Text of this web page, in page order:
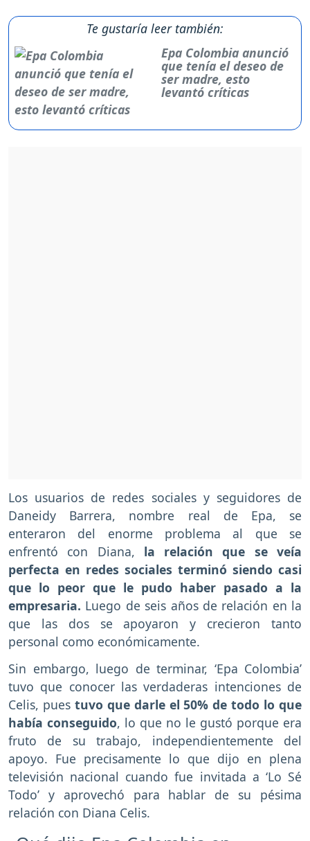
Te gustaría leer también:
Epa Colombia anunció
que tenía el deseo de
ser madre, esto
levantó críticas
Los usuarios de redes sociales y seguidores de
Daneidy Barrera, nombre real de Epa, se
enteraron del enorme problema al que se
enfrentó con Diana, la relación que se veía
perfecta en redes sociales terminó siendo casi
que lo peor que le pudo haber pasado a la
empresaria. Luego de seis años de relación en la
que las dos se apoyaron y crecieron tanto
personal como económicamente.
Sin embargo, luego de terminar, ‘Epa Colombia’
tuvo que conocer las verdaderas intenciones de
Celis, puestuvo que darle el 50% de todo lo que
había conseguido, lo que no le gustó porque era
fruto de su trabajo, independientemente del
apoyo. Fue precisamente lo que dijo en plena
televisión nacional cuando fue invitada a ‘Lo Sé
Todo’ y aprovechó para hablar de su pésima
relación con Diana Celis.